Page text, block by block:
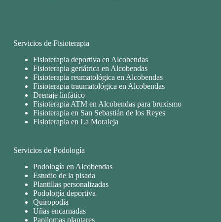
Servicios de Fisioterapia
Fisioterapia deportiva en Alcobendas
Fisioterapia geriátrica en Alcobendas
Fisioterapia reumatológica en Alcobendas
Fisioterapia traumatológica en Alcobendas
Drenaje linfático
Fisioterapia ATM en Alcobendas para bruxismo
Fisioterapia en San Sebastián de los Reyes
Fisioterapia en La Moraleja
Servicios de Podología
Podología en Alcobendas
Estudio de la pisada
Plantillas personalizadas
Podología deportiva
Quiropodia
Uñas encarnadas
Papilomas plantares